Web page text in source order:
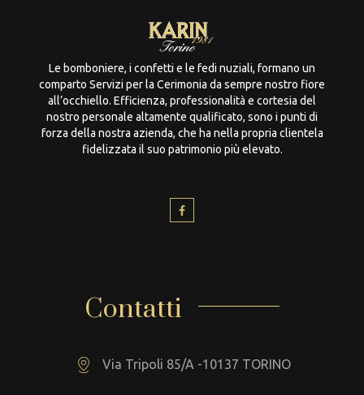
Le bomboniere, i confetti e le fedi nuziali, formano un
comparto Servizi per la Cerimonia da sempre nostro fiore
all’occhiello. Efficienza, professionalità e cortesia del
nostro personale altamente qualificato, sono i punti di
forza della nostra azienda, che ha nella propria clientela
fidelizzata il suo patrimonio più elevato.
Contatti
Via Tripoli 85/A -10137 TORINO